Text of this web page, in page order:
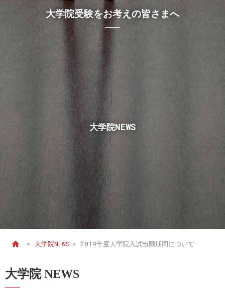
大学院受験をお考えの皆さまへ
大学院NEWS
> 大学院NEWS > 2019年度大学院入試出願期間について
大学院 NEWS